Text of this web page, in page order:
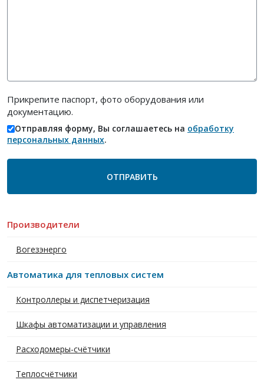
Производители
Вогезэнерго
Автоматика для тепловых систем
Контроллеры и диспетчеризация
Шкафы автоматизации и управления
Расходомеры-счётчики
Теплосчётчики
Прикрепите паспорт, фото оборудования или
документацию.
Отправляя форму, Вы соглашаетесь на обработку
персональных данных.